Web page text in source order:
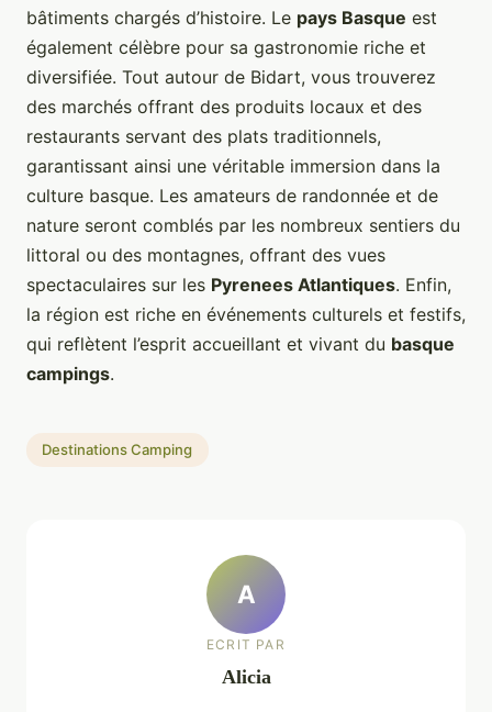
bâtiments chargés d’histoire. Le pays Basque est
également célèbre pour sa gastronomie riche et
diversifiée. Tout autour de Bidart, vous trouverez
des marchés offrant des produits locaux et des
restaurants servant des plats traditionnels,
garantissant ainsi une véritable immersion dans la
culture basque. Les amateurs de randonnée et de
nature seront comblés par les nombreux sentiers du
littoral ou des montagnes, offrant des vues
spectaculaires sur les Pyrenees Atlantiques. Enfin,
la région est riche en événements culturels et festifs,
qui reflètent l’esprit accueillant et vivant du basque
campings.
Destinations Camping
A
ECRIT PAR
Alicia